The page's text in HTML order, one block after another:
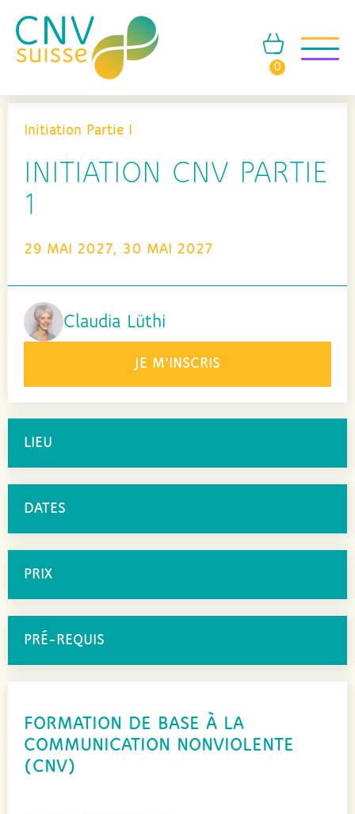
0
Initiation Partie I
INITIATION CNV PARTIE
1
29 MAI 2027, 30 MAI 2027
Claudia Lüthi
JE M'INSCRIS
LIEU
DATES
PRIX
PRÉ-REQUIS
FORMATION DE BASE À LA
COMMUNICATION NONVIOLENTE
(CNV)